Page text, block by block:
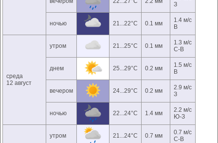
З
ночью 21...22°C 0.1 мм
1.4 м/с
В
среда
12 август
утром 21...25°C 0.1 мм
1.3 м/с
С-В
днем 25...29°C 0.2 мм
1.5 м/с
В
вечером 24...29°C 0.2 мм
2.9 м/с
З
ночью 22...24°C 1.4 мм
2.2 м/с
Ю-З
утром 21...24°C 0.7 мм
0.7 м/с
С-В